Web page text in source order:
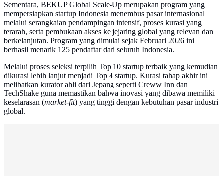
Sementara, BEKUP Global Scale-Up merupakan program yang
mempersiapkan startup Indonesia menembus pasar internasional
melalui serangkaian pendampingan intensif, proses kurasi yang
terarah, serta pembukaan akses ke jejaring global yang relevan dan
berkelanjutan. Program yang dimulai sejak Februari 2026 ini
berhasil menarik 125 pendaftar dari seluruh Indonesia.
Melalui proses seleksi terpilih Top 10 startup terbaik yang kemudian
dikurasi lebih lanjut menjadi Top 4 startup. Kurasi tahap akhir ini
melibatkan kurator ahli dari Jepang seperti Creww Inn dan
TechShake guna memastikan bahwa inovasi yang dibawa memiliki
keselarasan (market-fit) yang tinggi dengan kebutuhan pasar industri
global.